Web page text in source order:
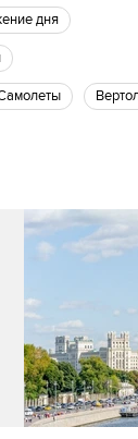
дня
Самолеты